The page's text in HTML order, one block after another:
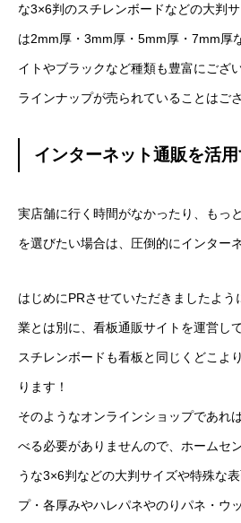
な3×6判のスチレンボードなどの大判
は2mm厚・3mm厚・5mm厚・7mm厚
イトやブラックなど種類も豊富にござ
ラインナップが売られていることはご
インターネット通販を活
実店舗に行く時間がなかったり、もっ
を選びたい場合は、圧倒的にインター
はじめにPRさせていただきましたよ
業とは別に、看板通販サイトを運営し
スチレンボードも看板と同じくどこよ
ります！
そのようなオンラインショップであれ
べる必要がありませんので、ホームセ
うな3×6判などの大判サイズや特殊な
プ・各厚みやハレパネやのりパネ・ウ